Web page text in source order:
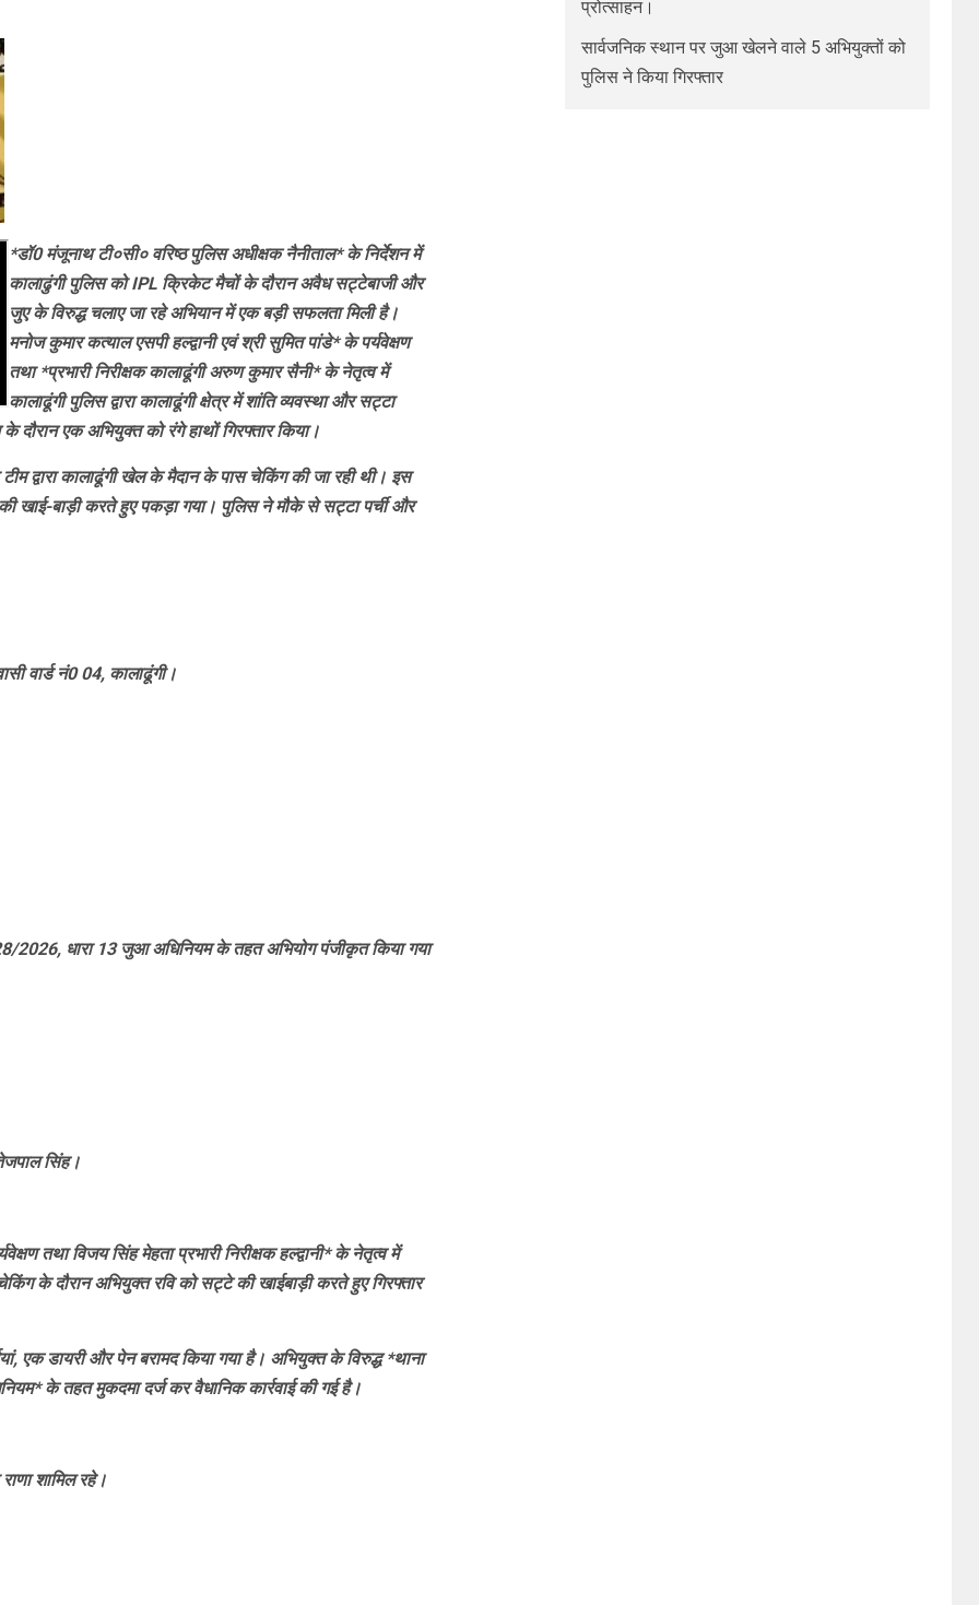
*डॉ0 मंजूनाथ टी०सी० वरिष्ठ पुलिस अधीक्षक नैनीताल* के निर्देशन में
कालाढुंगी पुलिस को IPL क्रिकेट मैचों के दौरान अवैध सट्टेबाजी और
जुए के विरुद्ध चलाए जा रहे अभियान में एक बड़ी सफलता मिली है।
मनोज कुमार कत्याल एसपी हल्द्वानी एवं श्री सुमित पांडे* के पर्यवेक्षण
तथा *प्रभारी निरीक्षक कालाढूंगी अरुण कुमार सैनी* के नेतृत्व में
कालाढूंगी पुलिस द्वारा कालाढूंगी क्षेत्र में शांति व्यवस्था और सट्टा
दौरान एक अभियुक्त को रंगे हाथों गिरफ्तार किया।
द्वारा कालाढूंगी खेल के मैदान के पास चेकिंग की जा रही थी। इस
खाई-बाड़ी करते हुए पकड़ा गया। पुलिस ने मौके से सट्टा पर्ची और
वार्ड नं0 04, कालाढूंगी।
2026, धारा 13 जुआ अधिनियम के तहत अभियोग पंजीकृत किया गया
सिंह।
तथा विजय सिंह मेहता प्रभारी निरीक्षक हल्द्वानी* के नेतृत्व में
चेकिंग के दौरान अभियुक्त रवि को सट्टे की खाईबाड़ी करते हुए गिरफ्तार
डायरी और पेन बरामद किया गया है। अभियुक्त के विरुद्ध *थाना
के तहत मुकदमा दर्ज कर वैधानिक कार्रवाई की गई है।
शामिल रहे।
प्रोत्साहन।
सार्वजनिक स्थान पर जुआ खेलने वाले 5 अभियुक्तों को
पुलिस ने किया गिरफ्तार